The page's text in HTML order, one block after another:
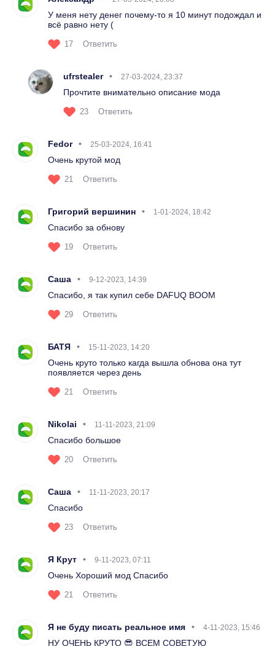
У меня нету денег почему-то я 10 минут подождал и
всё равно нету (
17 Ответить
ufrstealer 27-03-2024, 23:37
Прочтите внимательно описание мода
23 Ответить
Fedor 25-03-2024, 16:41
Очень крутой мод
21 Ответить
Григорий вершинин 1-01-2024, 18:42
Спасибо за обнову
19 Ответить
Саша 9-12-2023, 14:39
Спасибо, я так купил себе DAFUQ BOOM
29 Ответить
БАТЯ 15-11-2023, 14:20
Очень круто только кагда вышла обнова она тут
появляется через день
21 Ответить
Nikolai 11-11-2023, 21:09
Спасибо большое
20 Ответить
Саша 11-11-2023, 20:17
Спасибо
23 Ответить
Я Крут 9-11-2023, 07:11
Очень Хороший мод Спасибо
21 Ответить
Я не буду писать реальное имя 4-11-2023, 15:46
НУ ОЧЕНЬ КРУТО 😎 ВСЕМ СОВЕТУЮ